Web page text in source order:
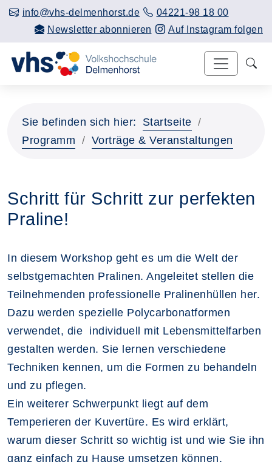
info@vhs-delmenhorst.de
04221-98 18 00
Newsletter abonnieren
Auf Instagram folgen
Sie befinden sich hier:
Startseite
Programm
Vorträge & Veranstaltungen
Schritt für Schritt zur perfekten
Praline!
In diesem Workshop geht es um die Welt der
selbstgemachten Pralinen. Angeleitet stellen die
Teilnehmenden professionelle Pralinenhüllen her.
Dazu werden spezielle Polycarbonatformen
verwendet, die individuell mit Lebensmittelfarben
gestalten werden. Sie lernen verschiedene
Techniken kennen, um die Formen zu behandeln
und zu pflegen.
Ein weiterer Schwerpunkt liegt auf dem
Temperieren der Kuvertüre. Es wird erklärt,
warum dieser Schritt so wichtig ist und wie Sie ihn
ganz einfach zu Hause umsetzen können.